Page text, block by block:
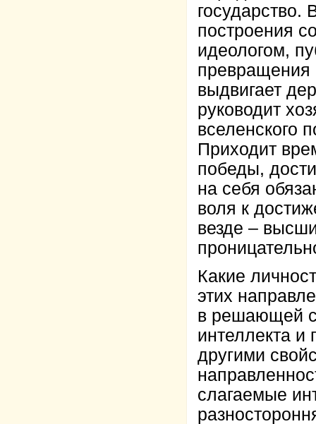
государство.
построения
идеологом,
превращения
выдвигает
руководит
вселенского
Приходит
победы,
на себя
воля к
везде –
Какие
этих
в решающей
интеллекта
другими
слагаемые